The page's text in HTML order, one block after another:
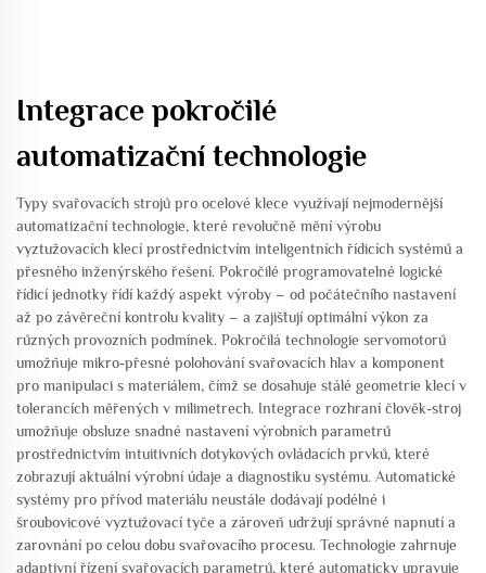
Integrace pokročilé
automatizační technologie
Typy svařovacích strojů pro ocelové klece využívají nejmodernější
automatizační technologie, které revolučně mění výrobu
vyztužovacích klecí prostřednictvím inteligentních řídicích systémů a
přesného inženýrského řešení. Pokročilé programovatelné logické
řídicí jednotky řídí každý aspekt výroby – od počátečního nastavení
až po závěreční kontrolu kvality – a zajišťují optimální výkon za
různých provozních podmínek. Pokročilá technologie servomotorů
umožňuje mikro-přesné polohování svařovacích hlav a komponent
pro manipulaci s materiálem, čímž se dosahuje stálé geometrie klecí v
tolerancích měřených v milimetrech. Integrace rozhraní člověk-stroj
umožňuje obsluze snadné nastavení výrobních parametrů
prostřednictvím intuitivních dotykových ovládacích prvků, které
zobrazují aktuální výrobní údaje a diagnostiku systému. Automatické
systémy pro přívod materiálu neustále dodávají podélné i
šroubovicové vyztužovací tyče a zároveň udržují správné napnutí a
zarovnání po celou dobu svařovacího procesu. Technologie zahrnuje
adaptivní řízení svařovacích parametrů, které automaticky upravuje